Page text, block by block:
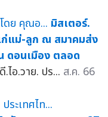
มิสเตอร์.
ก่แม่-ลูก ณ สมาคมส่ง
ดอนเมือง ตลอด
อ.วาย. ปร... ส.ค. 66